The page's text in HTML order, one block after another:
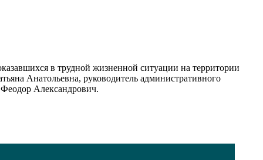
в трудной жизненной ситуации на территории
Анатольевна, руководитель административного
Александрович.